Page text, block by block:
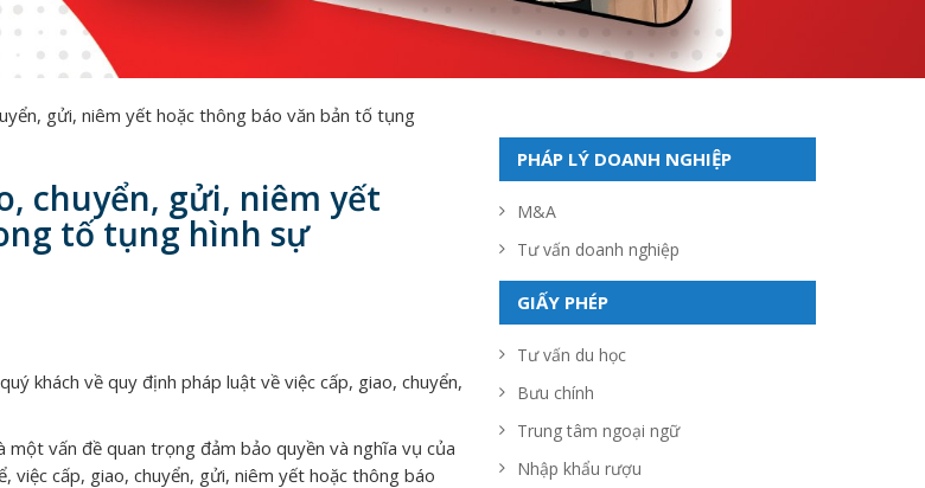
gửi, niêm yết hoặc thông báo văn bản tố tụng
chuyển, gửi, niêm yết
tố tụng hình sự
khách về quy định pháp luật về việc cấp, giao, chuyển,
vấn đề quan trọng đảm bảo quyền và nghĩa vụ của
cấp, giao, chuyển, gửi, niêm yết hoặc thông báo
PHÁP LÝ DOANH NGHIỆP
M&A
Tư vấn doanh nghiệp
GIẤY PHÉP
Tư vấn du học
Bưu chính
Trung tâm ngoại ngữ
Nhập khẩu rượu